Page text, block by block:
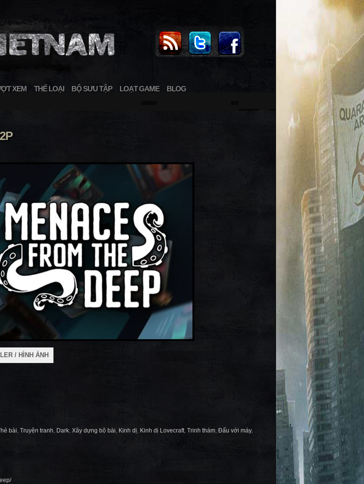
XEM THỂ LOẠI BỘ SƯU TẬP LOẠT GAME BLOG
/ HÌNH ẢNH
bài, Truyện tranh, Dark, Xây dựng bộ bài, Kinh dị, Kinh dị Lovecraft, Trinh thám, Đấu với máy,